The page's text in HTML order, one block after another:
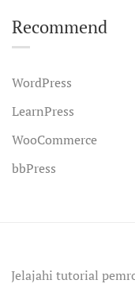
Recommend
WordPress
LearnPress
WooCommerce
bbPress
Jelajahi tutorial